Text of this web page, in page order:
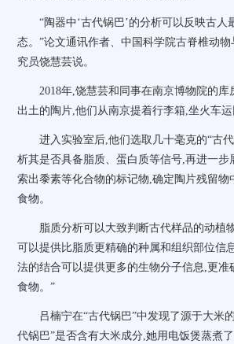
“陶器中‘古代锅巴’的分析可以反映古人
态。”论文通讯作者、中国科学院古脊椎动
究员饶慧芸说。
2018年,饶慧芸和同事在南京博物院的库
出土的陶片,他们从南京提着行李箱,坐火车运
进入实验室后,他们选取几十毫克的“古
析其是否具备脂质、蛋白质等信号,再进一步
索出黍素等化合物的标记物,确定陶片残留物
食物。
脂质分析可以大致判断古代样品的动植
可以提供比脂质更精确的种属和组织部位信
法的结合可以提供更多的生物分子信息,更准
食物。”
吕楠宁在“古代锅巴”中发现了源于大米
代锅巴”是否含有大米成分,她用电饭煲蒸煮